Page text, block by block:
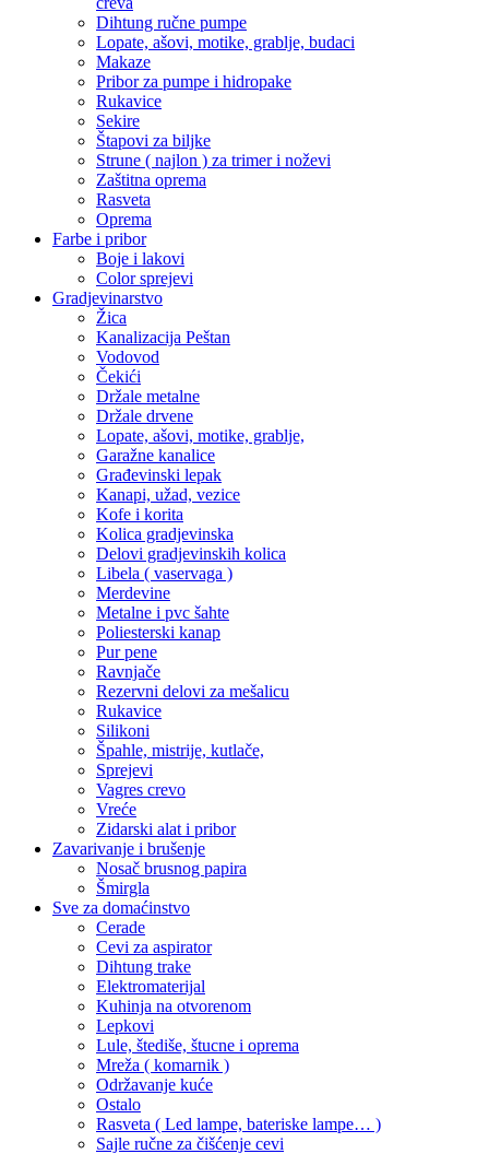
Dihtung ručne pumpe
Lopate, ašovi, motike, grablje, budaci
Makaze
Pribor za pumpe i hidropake
Rukavice
Sekire
Štapovi za biljke
Strune ( najlon ) za trimer i noževi
Zaštitna oprema
Rasveta
Oprema
Farbe i pribor
Boje i lakovi
Color sprejevi
Gradjevinarstvo
Žica
Kanalizacija Peštan
Vodovod
Čekići
Držale metalne
Držale drvene
Lopate, ašovi, motike, grablje,
Garažne kanalice
Građevinski lepak
Kanapi, užad, vezice
Kofe i korita
Kolica gradjevinska
Delovi gradjevinskih kolica
Libela ( vaservaga )
Merdevine
Metalne i pvc šahte
Poliesterski kanap
Pur pene
Ravnjače
Rezervni delovi za mešalicu
Rukavice
Silikoni
Špahle, mistrije, kutlače,
Sprejevi
Vagres crevo
Vreće
Zidarski alat i pribor
Zavarivanje i brušenje
Nosač brusnog papira
Šmirgla
Sve za domaćinstvo
Cerade
Cevi za aspirator
Dihtung trake
Elektromaterijal
Kuhinja na otvorenom
Lepkovi
Lule, štediše, štucne i oprema
Mreža ( komarnik )
Održavanje kuće
Ostalo
Rasveta ( Led lampe, bateriske lampe… )
Sajle ručne za čišćenje cevi